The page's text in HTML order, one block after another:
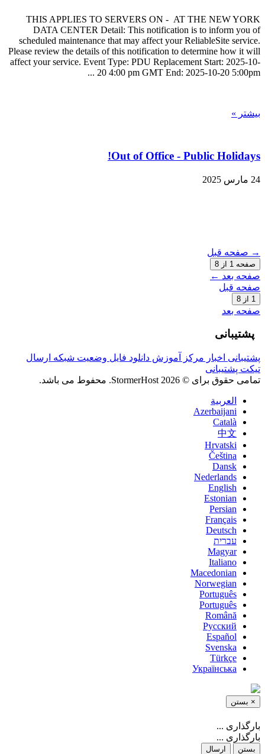
THIS APPLIES TO SERVERS ON - AT THE NEW YORK
DATA CENTER Detail: This notification is to inform you of
scheduled maintenance that may affect your ReliableSite service.
Please review the details of this notification to determine how it will
affect your service. Event Type: PDU Replacement Start: 2025-10-
20 4:00 pm GMT End: 2025-10-20 5:00pm ...
بیشتر »
Out of Office - Public Holidays!
24 مارس 2025
→ صفحه قبل
صفحه 1 از 8
صفحه بعد ←
صفحه قبل
1 از 8
صفحه بعد
پشتیبانی
پشتیبانی اخبار مرکز آموزش دانلود فایل وضعیت شبکه ارسال
تیکت پشتیبانی
تمامی حقوق برای © 2026 StormerHost. محفوط می باشد.
العربية
Azerbaijani
Català
中文
Hrvatski
Čeština
Dansk
Nederlands
English
Estonian
Persian
Français
Deutsch
עברית
Magyar
Italiano
Macedonian
Norwegian
Português
Português
Română
Русский
Español
Svenska
Türkçe
Українська
× بستن
بارگذاری ...
بارگذاری ...
بستن ارسال